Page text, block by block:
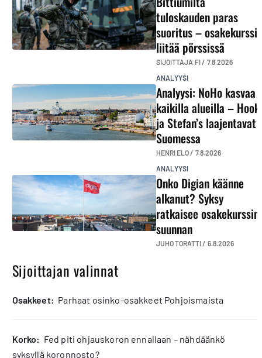
tuloskauden paras
suoritus – osakekurssi
liitää pörssissä
SIJOITTAJA.FI / 7.8.2026
ANALYYSI
Analyysi: NoHo kasvaa
kaikilla alueilla – Hook
ja Stefan’s laajentavat
Suomessa
HENRI ELO / 7.8.2026
ANALYYSI
Onko Digian käänne
alkanut? Syksy
ratkaisee osakekurssin
suunnan
JUHO TORATTI / 6.8.2026
Sijoittajan valinnat
osakkeet: Parhaat osinko-osakkeet Pohjoismaista
korko: Fed piti ohjauskoron ennallaan – nähdäänkö
syksyllä koronnosto?